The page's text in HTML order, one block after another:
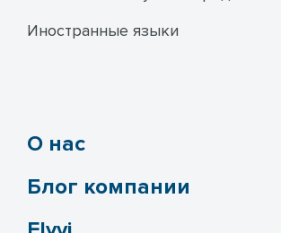
Иностранные языки
О нас
Блог компании